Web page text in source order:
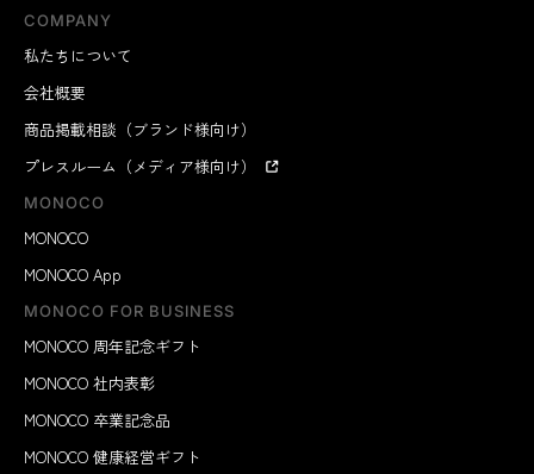
COMPANY
私たちについて
会社概要
商品掲載相談（ブランド様向け）
プレスルーム（メディア様向け）
MONOCO
MONOCO
MONOCO App
MONOCO FOR BUSINESS
MONOCO 周年記念ギフト
MONOCO 社内表彰
MONOCO 卒業記念品
MONOCO 健康経営ギフト